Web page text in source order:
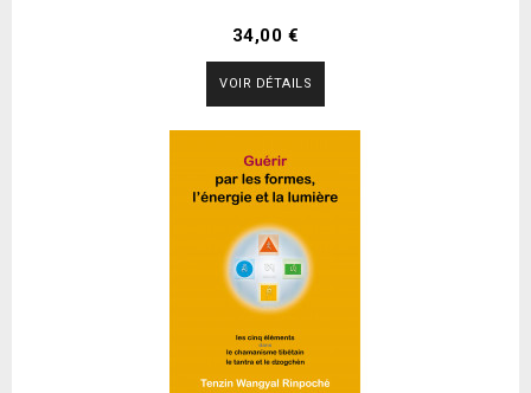
34,00 €
VOIR DÉTAILS